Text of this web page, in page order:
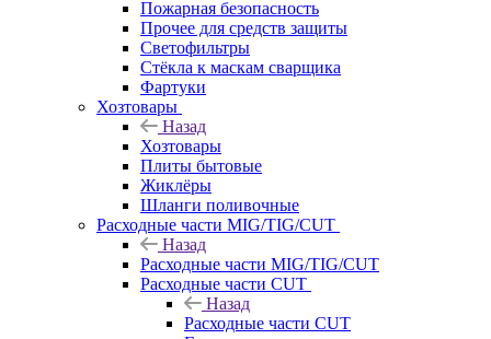
Пожарная безопасность
Прочее для средств защиты
Светофильтры
Стёкла к маскам сварщика
Фартуки
Хозтовары
Назад
Хозтовары
Плиты бытовые
Жиклёры
Шланги поливочные
Расходные части MIG/TIG/CUT
Назад
Расходные части MIG/TIG/CUT
Расходные части CUT
Назад
Расходные части CUT